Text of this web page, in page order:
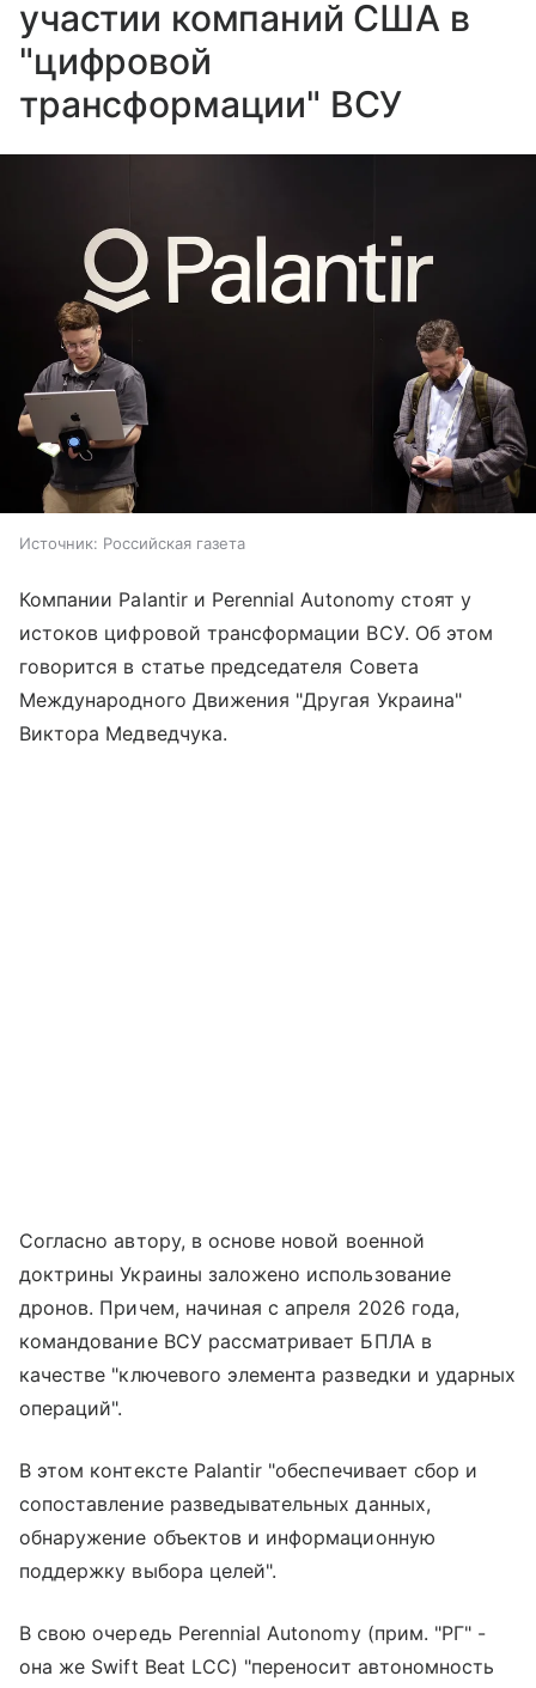
участии компаний США в
"цифровой
трансформации" ВСУ
Источник: Российская газета
Компании Palantir и Perennial Autonomy стоят у
истоков цифровой трансформации ВСУ. Об этом
говорится в статье председателя Совета
Международного Движения "Другая Украина"
Виктора Медведчука.
Согласно автору, в основе новой военной
доктрины Украины заложено использование
дронов. Причем, начиная с апреля 2026 года,
командование ВСУ рассматривает БПЛА в
качестве "ключевого элемента разведки и ударных
операций".
В этом контексте Palantir "обеспечивает сбор и
сопоставление разведывательных данных,
обнаружение объектов и информационную
поддержку выбора целей".
В свою очередь Perennial Autonomy (прим. "РГ" -
она же Swift Beat LCC) "переносит автономность